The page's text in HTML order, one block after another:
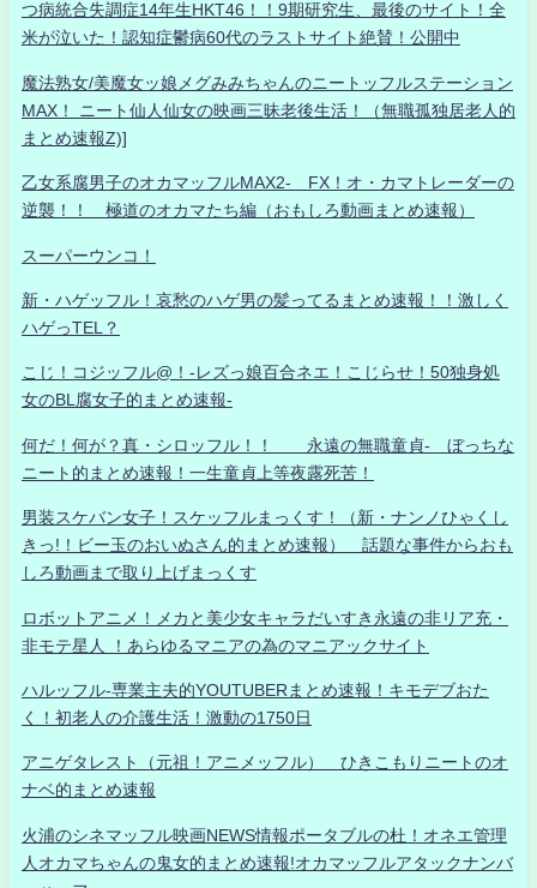
つ病統合失調症14年生HKT46！！9期研究生、最後のサイト！全
米が泣いた！認知症鬱病60代のラストサイト絶賛！公開中
魔法熟女/美魔女ッ娘メグみみちゃんのニートッフルステーション
MAX！ ニート仙人仙女の映画三昧老後生活！（無職孤独居老人的
まとめ速報Z)]
乙女系腐男子のオカマッフルMAX2- FX！オ・カマトレーダーの
逆襲！！ 極道のオカマたち編（おもしろ動画まとめ速報）
スーパーウンコ！
新・ハゲッフル！哀愁のハゲ男の髪ってるまとめ速報！！激しく
ハゲっTEL？
こじ！コジッフル@！-レズっ娘百合ネエ！こじらせ！50独身処
女のBL腐女子的まとめ速報-
何だ！何が？真・シロッフル！！ 永遠の無職童貞- ぼっちな
ニート的まとめ速報！一生童貞上等夜露死苦！
男装スケバン女子！スケッフルまっくす！（新・ナンノひゃくし
きっ!！ビー玉のおいぬさん的まとめ速報） 話題な事件からおも
しろ動画まで取り上げまっくす
ロボットアニメ！メカと美少女キャラだいすき永遠の非リア充・
非モテ星人 ！あらゆるマニアの為のマニアックサイト
ハルッフル-専業主夫的YOUTUBERまとめ速報！キモデブおた
く！初老人の介護生活！激動の1750日
アニゲタレスト（元祖！アニメッフル） ひきこもりニートのオ
ナベ的まとめ速報
火浦のシネマッフル映画NEWS情報ポータブルの杜！オネエ管理
人オカマちゃんの鬼女的まとめ速報!オカマッフルアタックナンバ